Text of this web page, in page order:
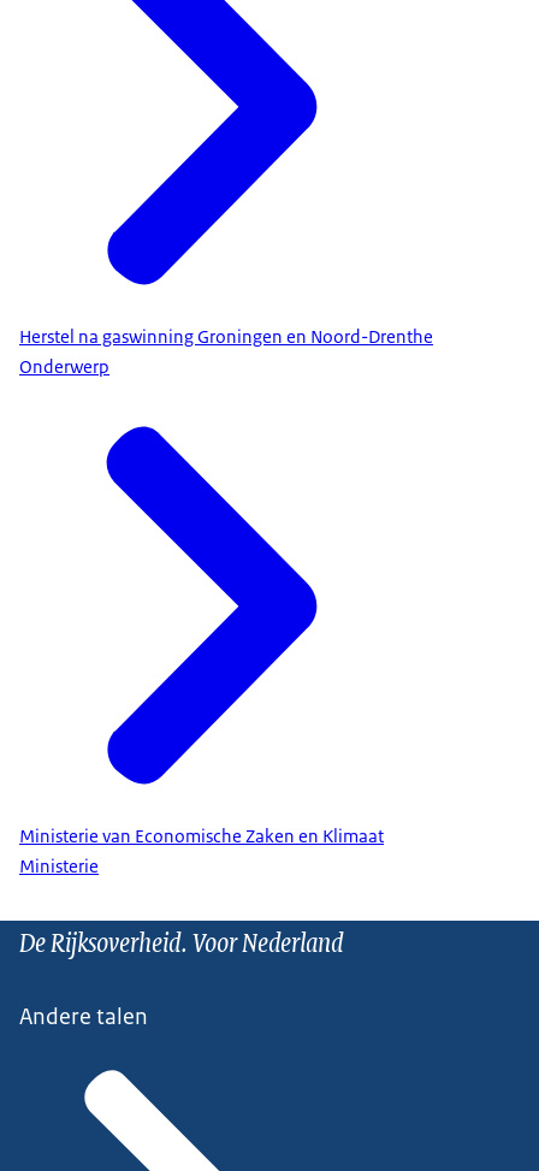
Herstel na gaswinning Groningen en Noord-Drenthe
Onderwerp
Ministerie van Economische Zaken en Klimaat
Ministerie
De Rijksoverheid. Voor Nederland
Andere talen